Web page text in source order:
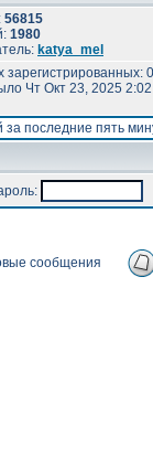
56815
1980
katya_mel
Чт Окт 23, 2025
последние пять
сообщения